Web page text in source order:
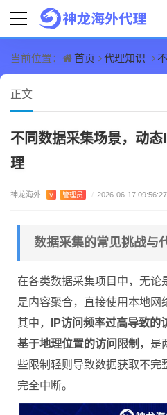
当前位置： 首页 代理知识 不
正文
不同数据采集场景，动
理
神龙海外 V 管理员 / 2026-06-17 09:56:27
数据采集的常见挑战与
在各类数据采集项目中，无论
是内容聚合，直接使用本地网
其中，
IP访问频率过高导致的
基于地理位置的访问限制 ，是
些限制轻则导致数据获取不完
完全中断。